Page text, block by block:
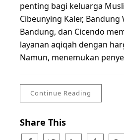
penting bagi keluarga
Cibeunying Kaler, Bandung
Bandung, dan Cicendo
layanan aqiqah dengan
Namun, menemukan
Continue Reading
Share This